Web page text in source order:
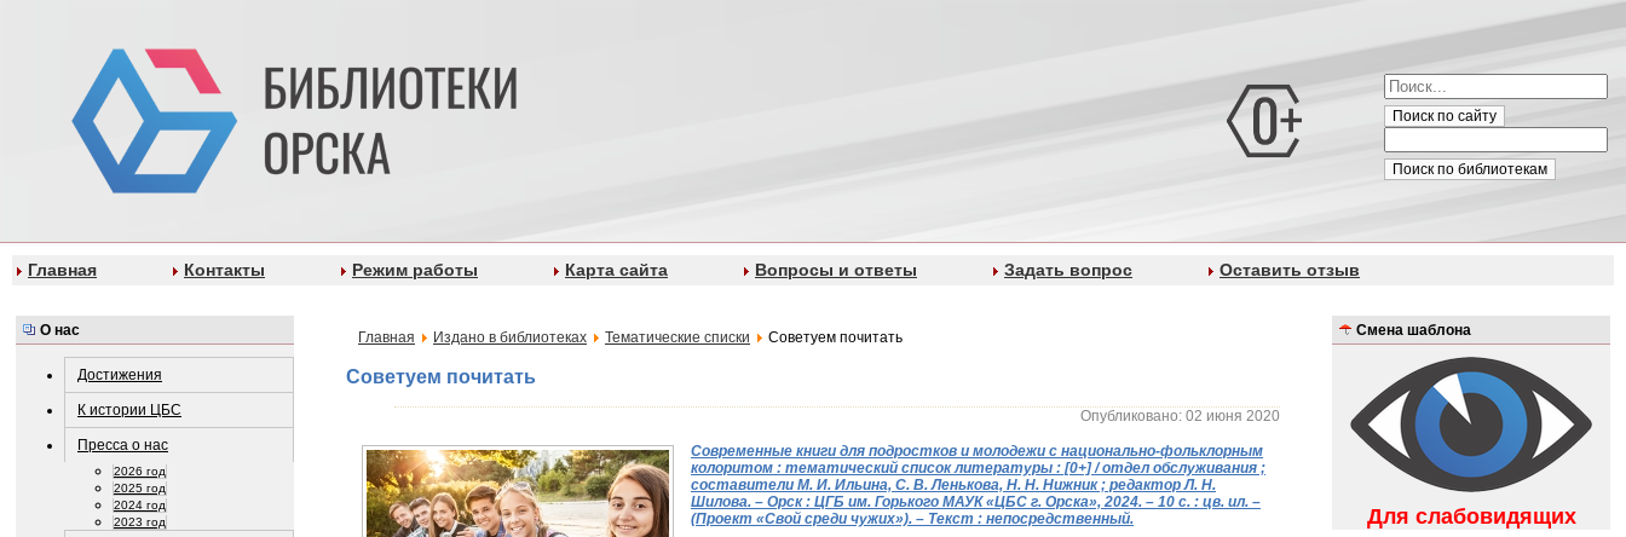
Поиск по сайту
Поиск по библиотекам
Главная Контакты Режим работы Карта сайта Вопросы и ответы Задать вопрос Оставить отзыв
О нас
Достижения
К истории ЦБС
Пресса о нас
2026 год
2025 год
2024 год
2023 год
Главная Издано в библиотеках Тематические списки Советуем почитать
Советуем почитать
Опубликовано: 02 июня 2020
Современные книги для подростков и молодежи с национально-фольклорным
колоритом : тематический список литературы : [0+] / отдел обслуживания ;
составители М. И. Ильина, С. В. Ленькова, Н. Н. Нижник ; редактор Л. Н.
Шилова. – Орск : ЦГБ им. Горького МАУК «ЦБС г. Орска», 2024. – 10 с. : цв. ил. –
(Проект «Свой среди чужих»). – Текст : непосредственный.
Смена шаблона
Для слабовидящих